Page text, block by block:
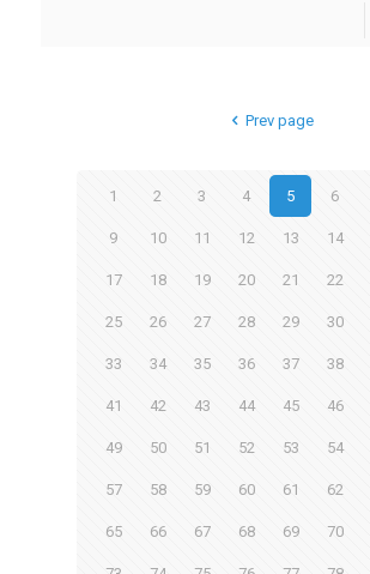
Prev page
1 2 3 4 5 6
9 10 11 12 13 14
17 18 19 20 21 22
25 26 27 28 29 30
33 34 35 36 37 38
41 42 43 44 45 46
49 50 51 52 53 54
57 58 59 60 61 62
65 66 67 68 69 70